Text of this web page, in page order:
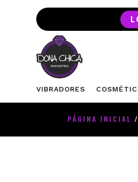
VIBRADORES
PÁGINA INICIAL /